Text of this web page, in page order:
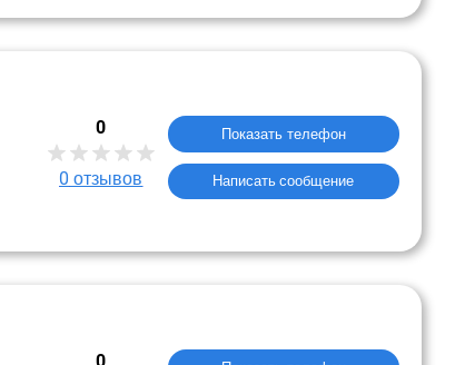
0
0 отзывов
Показать телефон
Написать сообщение